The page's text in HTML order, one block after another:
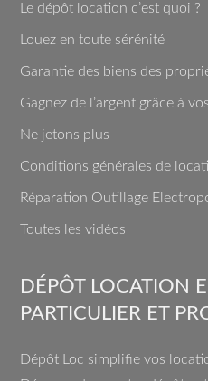
Le dépôt location c’est quoi ?
Louez en toute sérénité
Garantie des biens des
Gagnez de l’argent grâce à
Ne jetons plus
Conditions générales de
Réparation Outillage
Toutes les vidéos
DÉPÔT LOCATION
PARTICULIER ET
Dépôt Loc simplifie vos